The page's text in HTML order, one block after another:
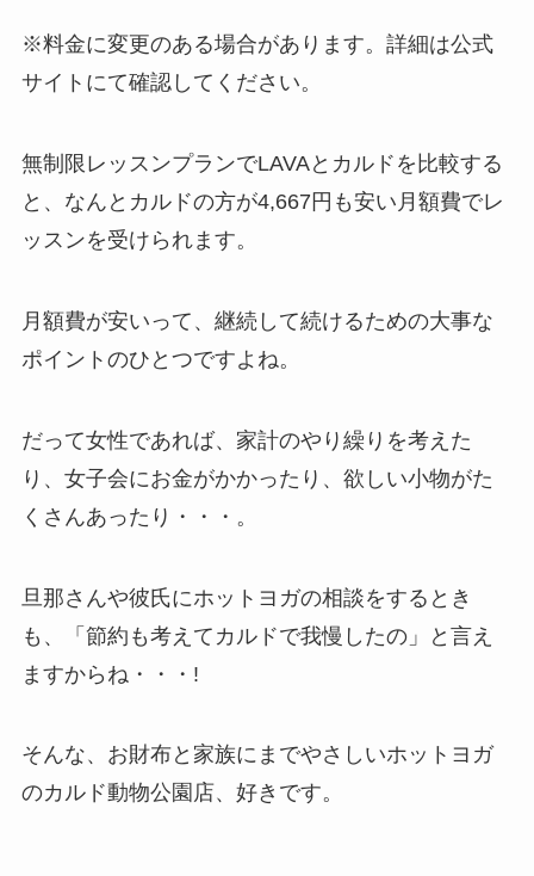
※料金に変更のある場合があります。詳細は公式
サイトにて確認してください。
無制限レッスンプランでLAVAとカルドを比較する
と、なんと カルドの方が4,667円も安い月額費でレ
ッスンを受けられます。
月額費が安いって、継続して続けるための大事な
ポイントのひとつですよね。
だって女性であれば、家計のやり繰りを考えた
り、女子会にお金がかかったり、欲しい小物がた
くさんあったり・・・。
旦那さんや彼氏にホットヨガの相談をするとき
も、「節約も考えてカルドで我慢したの」と言え
ますからね・・・!
そんな、お財布と家族にまでやさしいホットヨガ
のカルド動物公園店、好きです。